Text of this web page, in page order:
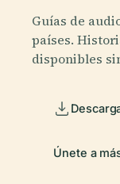
Guías de
países.
disponibles
Únete a